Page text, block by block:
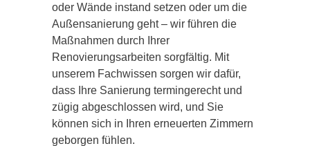
oder Wände instand setzen oder um die
Außensanierung geht – wir führen die
Maßnahmen durch Ihrer
Renovierungsarbeiten sorgfältig. Mit
unserem Fachwissen sorgen wir dafür,
dass Ihre Sanierung termingerecht und
zügig abgeschlossen wird, und Sie
können sich in Ihren erneuerten Zimmern
geborgen fühlen.